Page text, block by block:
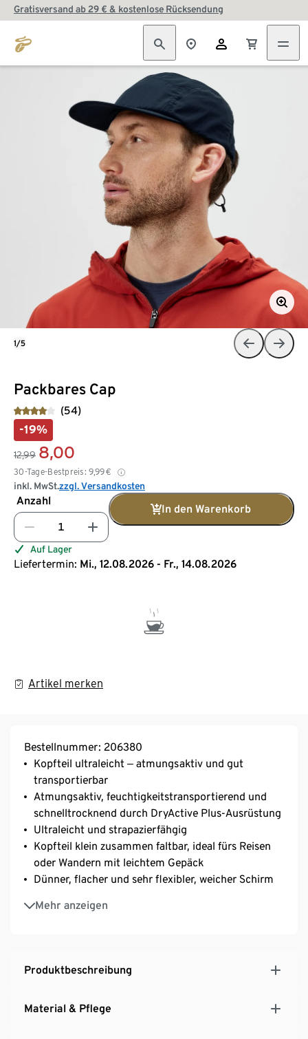
Gratisversand ab 29 € & kostenlose Rücksendung
Packbares Cap
(54)
-19%
12,99 8,00
30-Tage-Bestpreis: 9,99€
inkl. MwSt.zzgl. Versandkosten
Anzahl
In den Warenkorb
Auf Lager
Liefertermin: Mi., 12.08.2026 - Fr., 14.08.2026
Artikel merken
1/5
Bestellnummer: 206380
Kopfteil ultraleicht ‒ atmungsaktiv und gut
transportierbar
Atmungsaktiv, feuchtigkeitstransportierend und
schnelltrocknend durch DryActive Plus-Ausrüstung
Ultraleicht und strapazierfähgig
Kopfteil klein zusammen faltbar, ideal fürs Reisen
oder Wandern mit leichtem Gepäck
Dünner, flacher und sehr flexibler, weicher Schirm
Mehr anzeigen
Hinten mit elastischer Kordel und Stopper zur
Weitenregulierung
Produktbeschreibung
Material & Pflege